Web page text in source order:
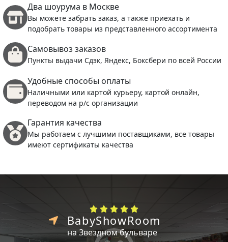
Два шоурума в Москве
Вы можете забрать заказ, а также приехать и
подобрать товары из представленного ассортимента
Самовывоз заказов
Пункты выдачи Сдэк, Яндекс, Боксбери по всей России
Удобные способы оплаты
Наличными или картой курьеру, картой онлайн,
переводом на р/с организации
Гарантия качества
Мы работаем с лучшими поставщиками, все товары
имеют сертификаты качества
BabyShowRoom
на Звездном бульваре